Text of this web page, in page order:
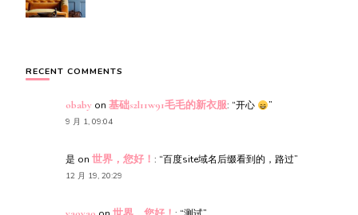
RECENT COMMENTS
obaby on 基础s2l11w91毛毛的新衣服: “开心 ”
9 月 1, 09:04
是 on 世界，您好！ : “百度site域名后缀看到的，路过”
12 月 19, 20:29